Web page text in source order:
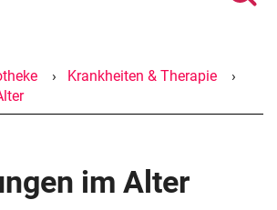
Krankheiten & Therapie
im Alter